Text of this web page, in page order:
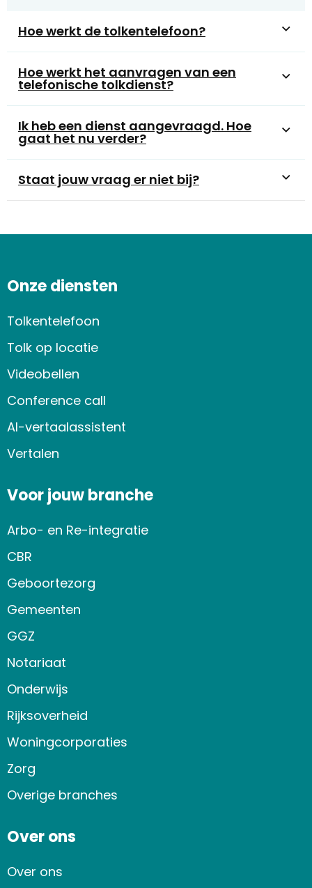
Hoe werkt de tolkentelefoon?
Hoe werkt het aanvragen van een
telefonische tolkdienst?
Ik heb een dienst aangevraagd. Hoe
gaat het nu verder?
Staat jouw vraag er niet bij?
Onze diensten
Tolkentelefoon
Tolk op locatie
Videobellen
Conference call
AI-vertaalassistent
Vertalen
Voor jouw branche
Arbo- en Re-integratie
CBR
Geboortezorg
Gemeenten
GGZ
Notariaat
Onderwijs
Rijksoverheid
Woningcorporaties
Zorg
Overige branches
Over ons
Over ons